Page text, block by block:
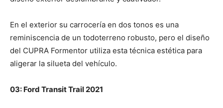
En el exterior su carrocería en dos tonos es una
reminiscencia de un todoterreno robusto, pero el diseño
del CUPRA Formentor utiliza esta técnica estética para
aligerar la silueta del vehículo.
03: Ford Transit Trail 2021